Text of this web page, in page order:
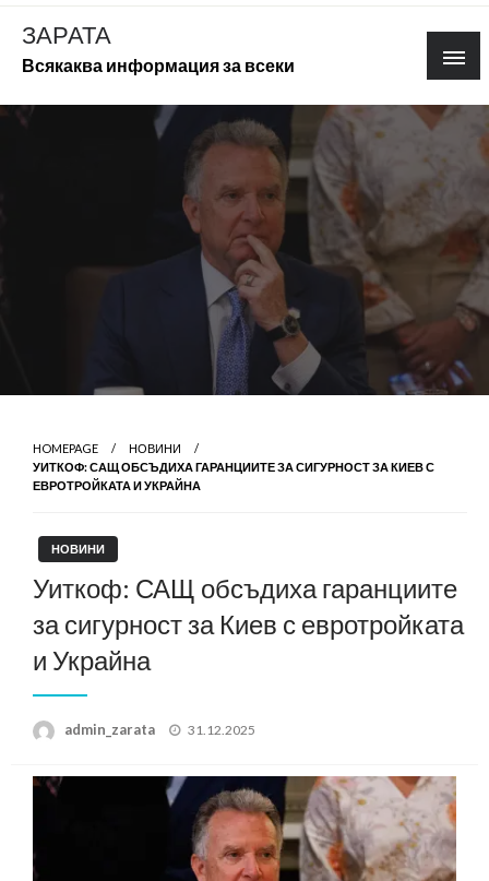
Skip
content
ЗАРАТА
Всякаква информация за всеки
HOMEPAGE
НОВИНИ
УИТКОФ: САЩ ОБСЪДИХА ГАРАНЦИИТЕ ЗА СИГУРНОСТ ЗА КИЕВ С
ЕВРОТРОЙКАТА И УКРАЙНА
НОВИНИ
Уиткоф: САЩ обсъдиха гаранциите
за сигурност за Киев с евротройката
и Украйна
admin_zarata
Posted
31.12.2025